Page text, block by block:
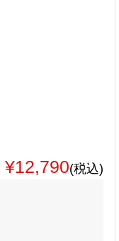
¥12,790(税込)